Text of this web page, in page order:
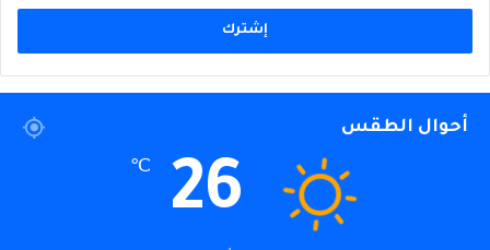
الإلكتروني
أحوال الطقس
26
℃